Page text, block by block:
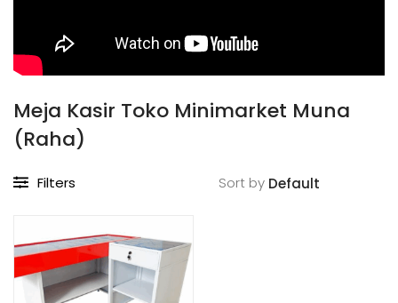
Meja Kasir Toko Minimarket Muna
(Raha)
Filters Sort by